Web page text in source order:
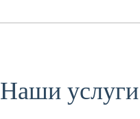
Наши услуги